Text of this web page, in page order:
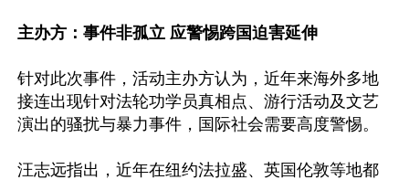
主办方：事件非孤立 应警惕跨国迫害延伸
针对此次事件，活动主办方认为，近年来海外多地
接连出现针对法轮功学员真相点、游行活动及文艺
演出的骚扰与暴力事件，国际社会需要高度警惕。
汪志远指出，近年在纽约法拉盛、英国伦敦等地都